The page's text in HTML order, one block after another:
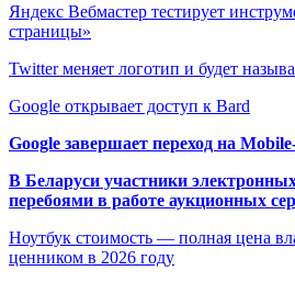
Яндекс Вебмастер тестирует
страницы»
Twitter меняет логотип и будет
Google открывает доступ к Bard
Google завершает переход на
В Беларуси участники
перебоями в работе аукционных
Ноутбук стоимость — полная цена
ценником в 2026 году